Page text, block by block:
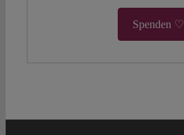
Spenden ♡